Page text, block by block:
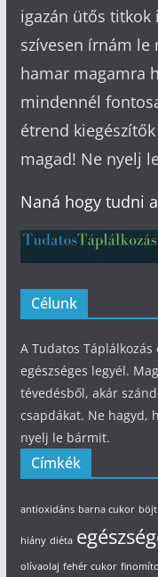
igazán ütős titkok
szívesen írnám le
hamar magamra
mindennél
étrend
magad! Ne nyelj
Naná hogy tudni
Célunk
A Tudatos
egészséges legyél.
tévedésből, akár
csapdákat. Ne hagyd,
nyelj le bármit.
Címkék
antioxidáns barna cukor böjt
hiány diéta
olívaolaj fehér cukor